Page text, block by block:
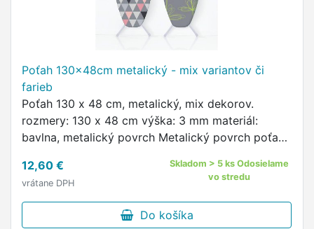
Poťah 130x48cm metalický - mix variantov či
farieb
Poťah 130 x 48 cm, metalický, mix dekorov.
rozmery: 130 x 48 cm výška: 3 mm materiál:
bavlna, metalický povrch Metalický povrch poťahu
12,60 €
vrátane DPH
Skladom > 5 ks Odosielame
vo stredu
Do košíka